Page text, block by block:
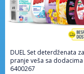
DUEL Set deterdženata za
pranje veša sa dodacima
6400267